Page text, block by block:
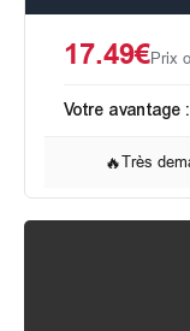
17.49€Prix
Votre avantage :
🔥Très